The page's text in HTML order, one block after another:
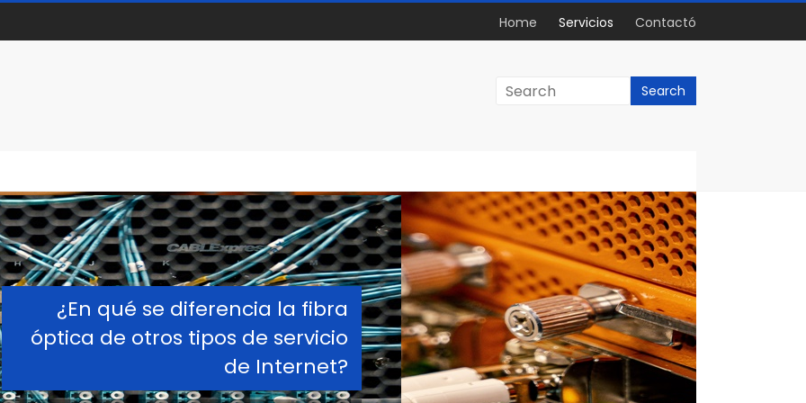
Home Servicios Contactó
¿En qué se diferencia la fibra
óptica de otros tipos de servicio
de Internet?
óptica?